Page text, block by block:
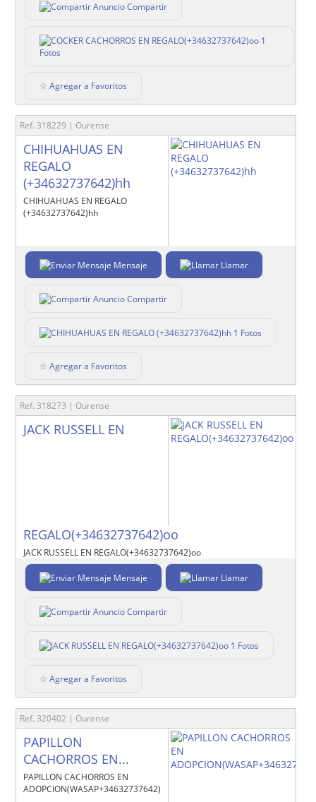
Compartir
1
Fotos
☆ Agregar a Favoritos
Ref. 318229 | Ourense
CHIHUAHUAS EN
REGALO
(+34632737642)hh
CHIHUAHUAS EN REGALO
(+34632737642)hh
Mensaje Llamar
Compartir
1 Fotos
☆ Agregar a Favoritos
Ref. 318273 | Ourense
JACK RUSSELL EN
REGALO(+34632737642)oo
JACK RUSSELL EN REGALO(+34632737642)oo
Mensaje Llamar
Compartir
1 Fotos
☆ Agregar a Favoritos
Ref. 320402 | Ourense
PAPILLON
CACHORROS EN...
PAPILLON CACHORROS EN
ADOPCION(WASAP+34632737642)oo